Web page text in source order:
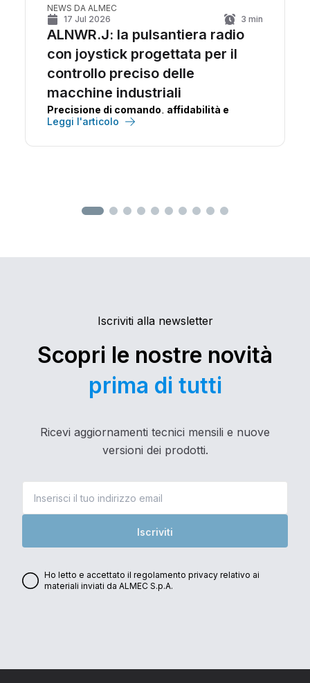
NEWS DA ALMEC
17 Jul 2026
3 min
ALNWR.J: la pulsantiera radio
con joystick progettata per il
controllo preciso delle
macchine industriali
Precisione di comando, affidabilità e
continuità operativa in un unico
intuitiva anche nelle applicazioni più
Leggi l'articolo
Iscriviti alla newsletter
Scopri le nostre novità
prima di tutti
Ricevi aggiornamenti tecnici mensili e nuove
versioni dei prodotti.
Iscriviti
Ho letto e accettato il regolamento privacy relativo ai
materiali inviati da ALMEC S.p.A.